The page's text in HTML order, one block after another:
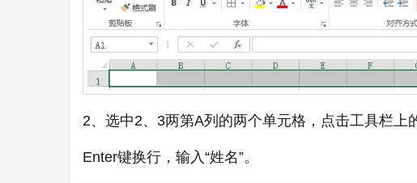
2、选中2、3两第A列的两个单元格，点击工具栏上
Enter键换行，输入“姓名”。